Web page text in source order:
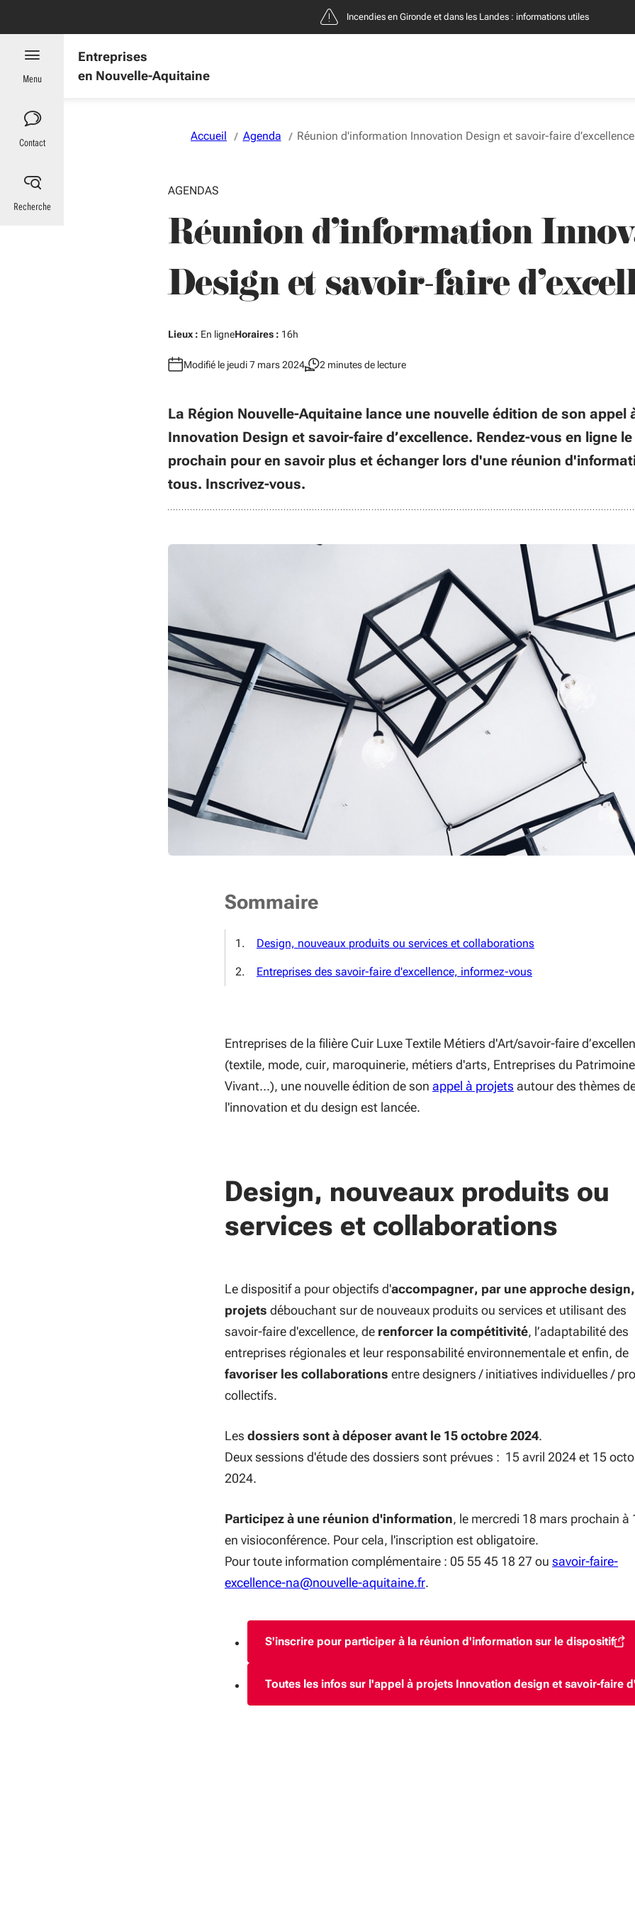
Incendies : entreprises, contacts et démarches
Entreprises
en Nouvelle-Aquitaine
Menu
Contact
Recherche
Accueil Agenda Réunion d'information Innovation Design et savoir-faire d’excellence
AGENDAS
Réunion d'information
Design et savoir-faire
Lieux : En ligneHoraires : 16h
Modifié le jeudi 7 mars 2024 2 minutes de lecture
La Région Nouvelle-Aquitaine lance une nouvelle édition de son appel
Innovation Design et savoir-faire d’excellence. Rendez-vous en ligne
prochain pour en savoir plus et échanger lors d'une réunion
tous. Inscrivez-vous.
Sommaire
Design, nouveaux produits ou services et collaborations
Entreprises des savoir-faire d'excellence, informez-vous
Entreprises de la filière Cuir Luxe Textile Métiers d'Art/savoir-faire
(textile, mode, cuir, maroquinerie, métiers d'arts, Entreprises du Patrimoine
Vivant...), une nouvelle édition de son appel à projets (S'ouvre dans une
autour des thèmes
l'innovation et du design est lancée.
Design, nouveaux produits ou
services et collaborations
Le dispositif a pour objectifs d'accompagner, par une approche
projets débouchant sur de nouveaux produits ou services et utilisant des
savoir-faire d'excellence, de renforcer la compétitivité, l’adaptabilité des
entreprises régionales et leur responsabilité environnementale et enfin, de
favoriser les collaborations entre designers / initiatives individuelles /
collectifs.
Les dossiers sont à déposer avant le 15 octobre 2024.
Deux sessions d'étude des dossiers sont prévues : 15 avril 2024 et 15
2024.
Participez à une réunion d'information, le mercredi 18 mars prochain à
en visioconférence. Pour cela, l'inscription est obligatoire.
Pour toute information complémentaire : 05 55 45 18 27 ou savoir-faire-
excellence-na@nouvelle-aquitaine.fr.
S'inscrire pour participer à la réunion d'information sur le dispositif
(S'ouvre dans une nouvelle fenêtre)
Toutes les infos sur l'appel à projets Innovation design et savoir-faire
(S'ouvre dans une nouvelle